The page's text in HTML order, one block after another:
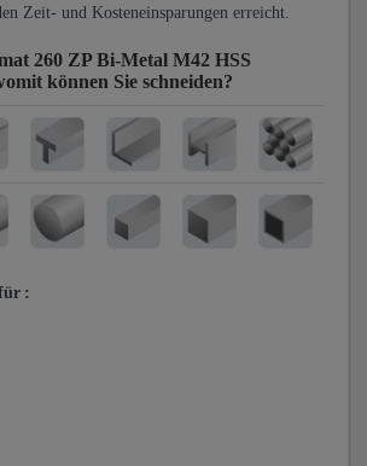
Zeit- und Kosteneinsparungen erreicht.
260 ZP Bi-Metal M42 HSS
können Sie schneiden?
: